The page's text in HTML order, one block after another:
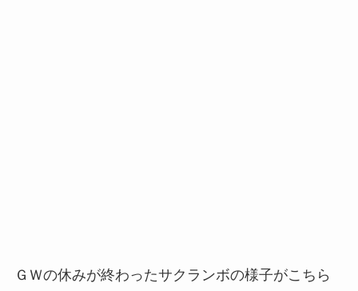
ＧＷの休みが終わったサクランボの様子がこちら